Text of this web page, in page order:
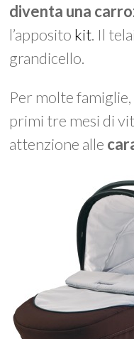
diventa una
l’apposito kit. Il
grandicello.
Per molte
primi tre mesi di
attenzione alle